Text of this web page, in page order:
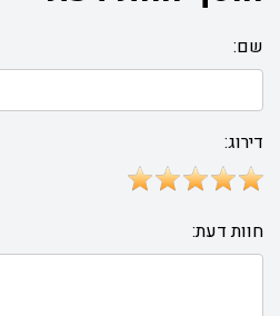
שם:
דירוג:
חוות דעת: